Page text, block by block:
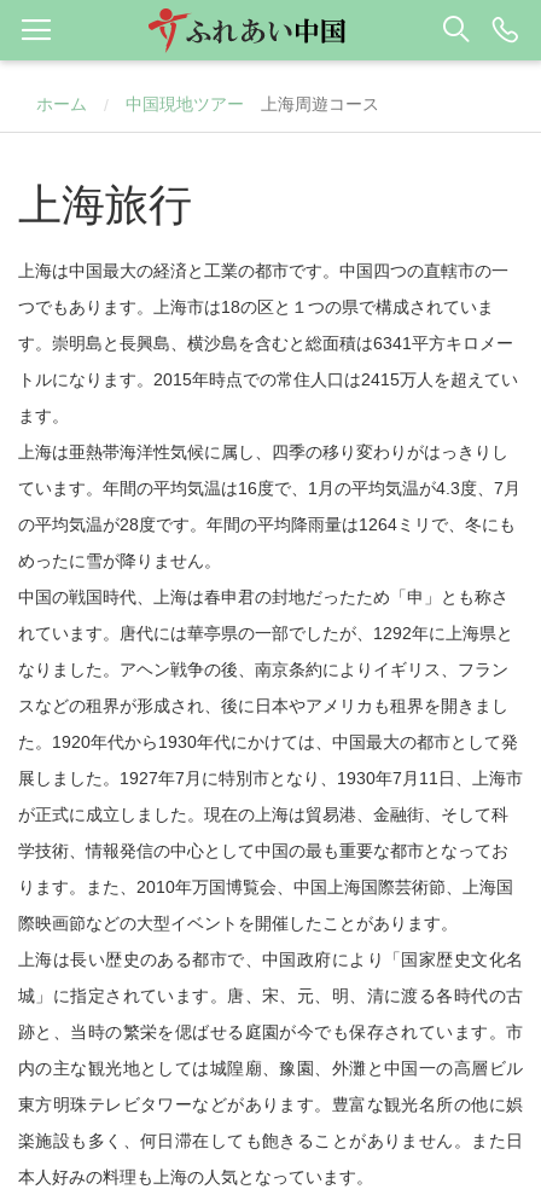
ホーム / 中国現地ツアー 上海周遊コース
上海旅行
上海は中国最大の経済と工業の都市です。中国四つの直轄市の一
つでもあります。上海市は18の区と１つの県で構成されていま
す。崇明島と長興島、横沙島を含むと総面積は6341平方キロメー
トルになります。2015年時点での常住人口は2415万人を超えてい
ます。
上海は亜熱帯海洋性気候に属し、四季の移り変わりがはっきりし
ています。年間の平均気温は16度で、1月の平均気温が4.3度、7月
の平均気温が28度です。年間の平均降雨量は1264ミリで、冬にも
めったに雪が降りません。
中国の戦国時代、上海は春申君の封地だったため「申」とも称さ
れています。唐代には華亭県の一部でしたが、1292年に上海県と
なりました。アヘン戦争の後、南京条約によりイギリス、フラン
スなどの租界が形成され、後に日本やアメリカも租界を開きまし
た。1920年代から1930年代にかけては、中国最大の都市として発
展しました。1927年7月に特別市となり、1930年7月11日、上海市
が正式に成立しました。現在の上海は貿易港、金融街、そして科
学技術、情報発信の中心として中国の最も重要な都市となってお
ります。また、2010年万国博覧会、中国上海国際芸術節、上海国
際映画節などの大型イベントを開催したことがあります。
上海は長い歴史のある都市で、中国政府により「国家歴史文化名
城」に指定されています。唐、宋、元、明、清に渡る各時代の古
跡と、当時の繁栄を偲ばせる庭園が今でも保存されています。市
内の主な観光地としては城隍廟、豫園、外灘と中国一の高層ビル
東方明珠テレビタワーなどがあります。豊富な観光名所の他に娯
楽施設も多く、何日滞在しても飽きることがありません。また日
本人好みの料理も上海の人気となっています。